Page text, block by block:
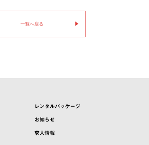
一覧へ戻る
レンタルパッケージ
お知らせ
求人情報